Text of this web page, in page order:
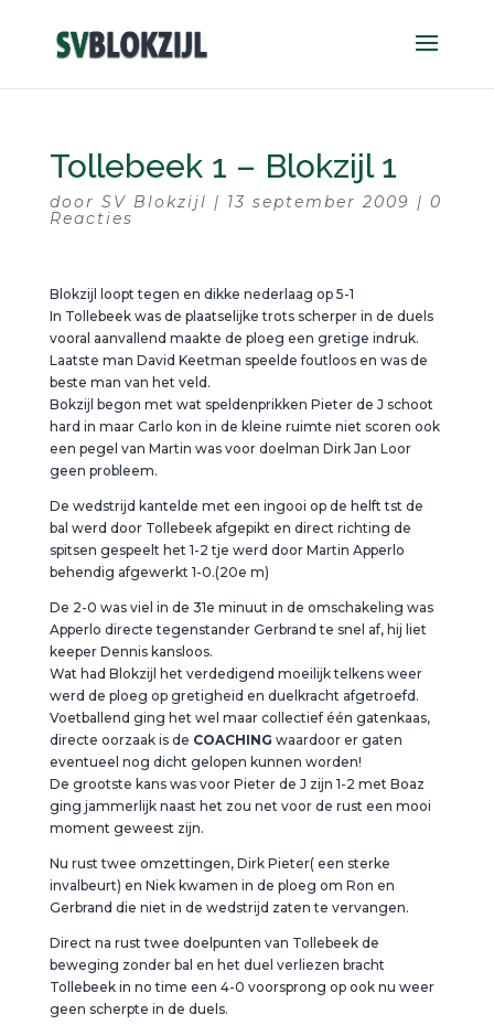
Tollebeek 1 – Blokzijl 1
door SV Blokzijl | 13 september 2009 | 0
Reacties
Blokzijl loopt tegen en dikke nederlaag op 5-1
In Tollebeek was de plaatselijke trots scherper in de duels
vooral aanvallend maakte de ploeg een gretige indruk.
Laatste man David Keetman speelde foutloos en was de
beste man van het veld.
Bokzijl begon met wat speldenprikken Pieter de J schoot
hard in maar Carlo kon in de kleine ruimte niet scoren ook
een pegel van Martin was voor doelman Dirk Jan Loor
geen probleem.
De wedstrijd kantelde met een ingooi op de helft tst de
bal werd door Tollebeek afgepikt en direct richting de
spitsen gespeelt het 1-2 tje werd door Martin Apperlo
behendig afgewerkt 1-0.(20e m)
De 2-0 was viel in de 31e minuut in de omschakeling was
Apperlo directe tegenstander Gerbrand te snel af, hij liet
keeper Dennis kansloos.
Wat had Blokzijl het verdedigend moeilijk telkens weer
werd de ploeg op gretigheid en duelkracht afgetroefd.
Voetballend ging het wel maar collectief één gatenkaas,
directe oorzaak is de COACHING waardoor er gaten
eventueel nog dicht gelopen kunnen worden!
De grootste kans was voor Pieter de J zijn 1-2 met Boaz
ging jammerlijk naast het zou net voor de rust een mooi
moment geweest zijn.
Nu rust twee omzettingen, Dirk Pieter( een sterke
invalbeurt) en Niek kwamen in de ploeg om Ron en
Gerbrand die niet in de wedstrijd zaten te vervangen.
Direct na rust twee doelpunten van Tollebeek de
beweging zonder bal en het duel verliezen bracht
Tollebeek in no time een 4-0 voorsprong op ook nu weer
geen scherpte in de duels.